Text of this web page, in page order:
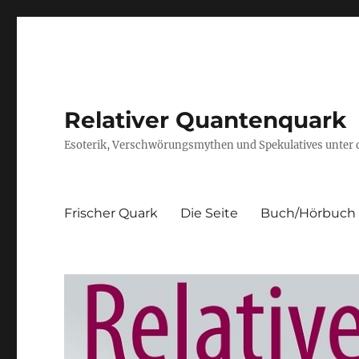
Relativer Quantenquark
Esoterik, Verschwörungsmythen und Spekulatives unter
Frischer Quark Die Seite Buch/Hörbuch